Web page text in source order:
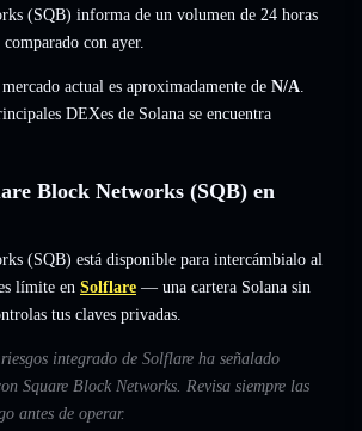
(SQB) informa de un volumen de 24 horas
comparado con ayer.
actual es aproximadamente de N/A.
DEXes de Solana se encuentra
Block Networks (SQB) en
(SQB) está disponible para intercámbialo al
límite en Solflare — una cartera Solana sin
tus claves privadas.
integrado de Solflare ha señalado
Square Block Networks. Revisa siempre las
antes de operar.